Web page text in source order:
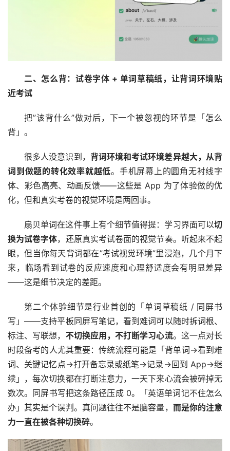
二、怎么背：试卷字体 + 单词草稿纸，让背词环境贴
近考试
把”该背什么”做对后，下一个被忽视的环节是「怎么
背」。
很多人没意识到， 背词环境和考试环境差异越大，从背
词到做题的转化效率就越低。手机屏幕上的圆角无衬线字
体、彩色高亮、动画反馈——这些是 App 为了体验做的优
化，但和真实考卷的视觉环境是两回事。
扇贝单词在这件事上有个细节值得提：学习界面可以切
换为试卷字体，还原真实考试卷面的视觉节奏。听起来不起
眼，但当你每天背词都在”考试视觉环境”里浸泡，几个月下
来，临场看到试卷的反应速度和心理舒适度会有明显差异
——这是细节决定的差距。
第二个体验细节是行业首创的「单词草稿纸 / 同屏书
写」——支持平板同屏写笔记，看到难词可以随时拆词根、
标注、写联想， 不切换应用，不打断学习心流。这一点对长
时段备考的人尤其重要：传统流程可能是「背单词→看到难
词、关键记忆点→打开备忘录或纸笔→记录→回到 App→继
续」，每次切换都在打断注意力，一天下来心流会被碎掉无
数次。同屏书写把这条路径压成 0。「英语单词记不住怎么
办」其实是个误判。真问题往往不是脑容量， 而是你的注意
力一直在被各种切换碎。